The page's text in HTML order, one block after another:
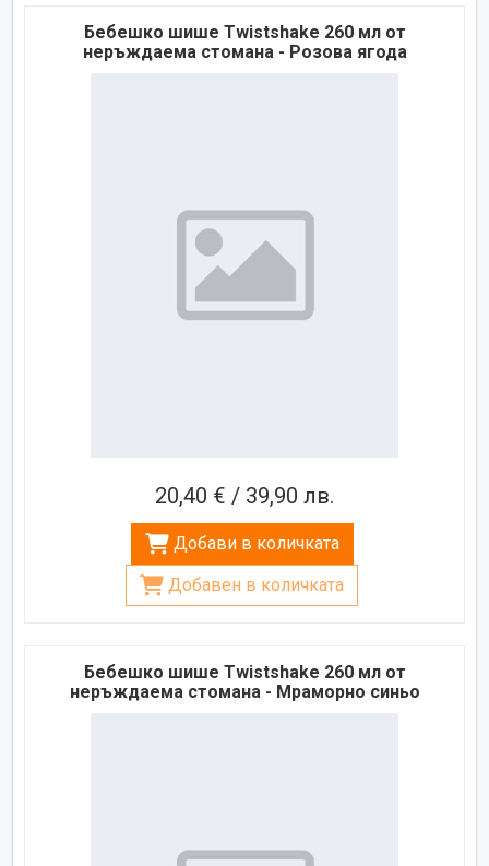
Бебешко шише Twistshake 260 мл от
неръждаема стомана - Розова ягода
20,40 € / 39,90 лв.
Добави в количката
Добавен в количката
Бебешко шише Twistshake 260 мл от
неръждаема стомана - Мраморно синьо